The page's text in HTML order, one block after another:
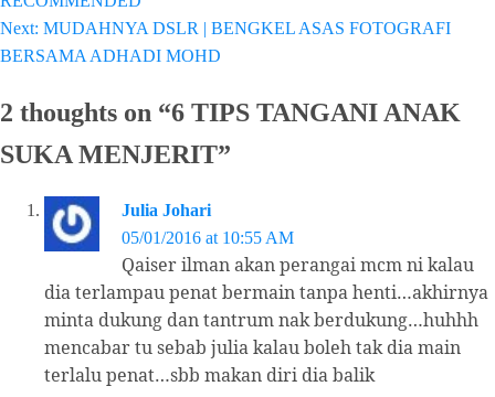
Next: MUDAHNYA DSLR | BENGKEL ASAS FOTOGRAFI
BERSAMA ADHADI MOHD
2 thoughts on “6 TIPS TANGANI ANAK
SUKA MENJERIT”
Julia Johari
05/01/2016 at 10:55 AM
Qaiser ilman akan perangai mcm ni kalau
dia terlampau penat bermain tanpa henti…akhirnya
minta dukung dan tantrum nak berdukung…huhhh
mencabar tu sebab julia kalau boleh tak dia main
terlalu penat…sbb makan diri dia balik